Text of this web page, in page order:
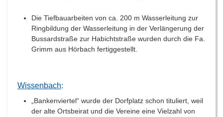
Die Tiefbauarbeiten von ca. 200 m Wasserleitung zur
Ringbildung der Wasserleitung in der Verlängerung der
Bussardstraße zur Habichtstraße wurden durch die Fa.
Grimm aus Hörbach fertiggestellt.
Wissenbach:
„Bankenviertel“ wurde der Dorfplatz schon tituliert, weil
der alte Ortsbeirat und die Vereine eine Vielzahl von